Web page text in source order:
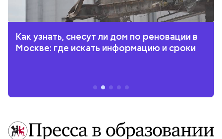
Как узнать, снесут ли дом по реновации в
Москве: где искать информацию и сроки